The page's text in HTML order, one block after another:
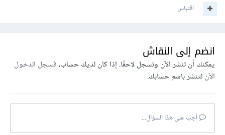
اقتباس
انضم إلى النقاش
يمكنك أن تنشر الآن وتسجل لاحقًا. إذا كان لديك حساب،فسجل الدخول
الآنلتنشر باسم حسابك.
أجب على هذا السؤال...